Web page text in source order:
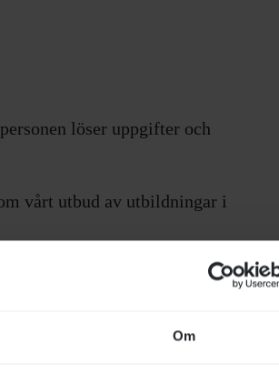
Om
löser uppgifter och
vårt utbud av utbildningar i